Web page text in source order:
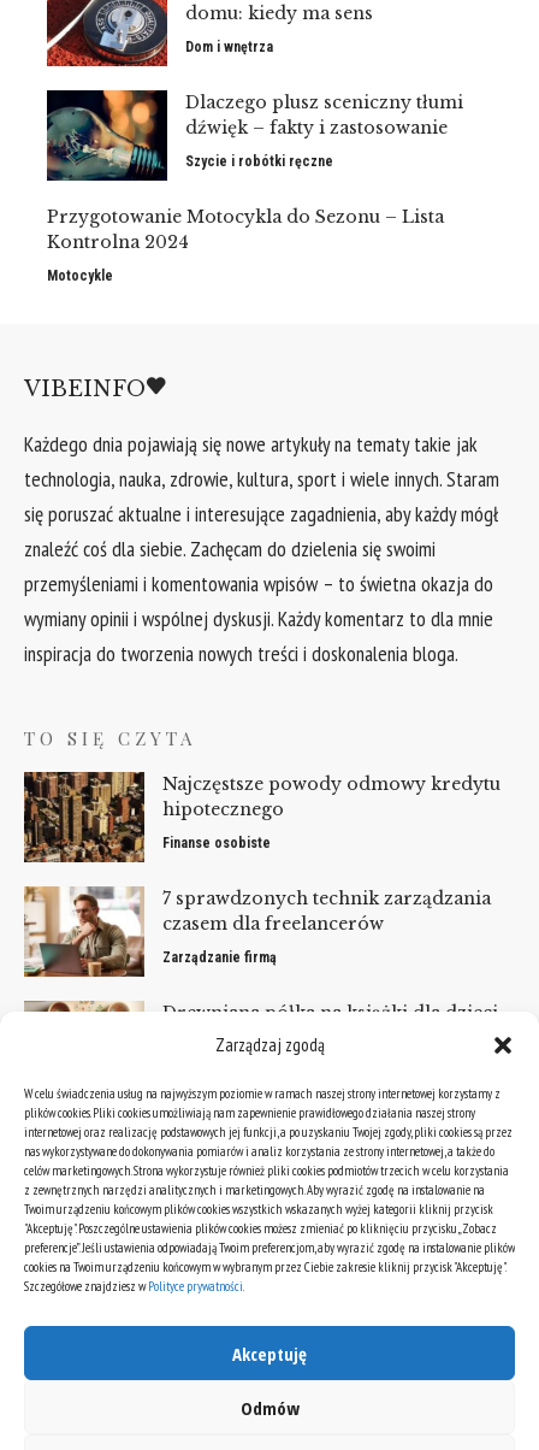
Zarządzaj zgodą
W celu świadczenia usług na najwyższym poziomie w ramach naszej strony internetowej korzystamy z
plików cookies. Pliki cookies umożliwiają nam zapewnienie prawidłowego działania naszej strony
internetowej oraz realizację podstawowych jej funkcji, a po uzyskaniu Twojej zgody, pliki cookies są przez
nas wykorzystywane do dokonywania pomiarów i analiz korzystania ze strony internetowej, a także do
celów marketingowych. Strona wykorzystuje również pliki cookies podmiotów trzecich w celu korzystania
z zewnętrznych narzędzi analitycznych i marketingowych. Aby wyrazić zgodę na instalowanie na
Twoim urządzeniu końcowym plików cookies wszystkich wskazanych wyżej kategorii kliknij przycisk
"Akceptuję". Poszczególne ustawienia plików cookies możesz zmieniać po kliknięciu przycisku „Zobacz
preferencje”. Jeśli ustawienia odpowiadają Twoim preferencjom, aby wyrazić zgodę na instalowanie plików
cookies na Twoim urządzeniu końcowym w wybranym przez Ciebie zakresie kliknij przycisk "Akceptuję".
Szczegółowe znajdziesz wPolityce prywatności.
Akceptuję
Odmów
domu: kiedy ma sens
Dom i wnętrza
Dlaczego plusz sceniczny tłumi
dźwięk – fakty i zastosowanie
Szycie i robótki ręczne
Przygotowanie Motocykla do Sezonu – Lista
Kontrolna 2024
Motocykle
VIBEINFO
Każdego dnia pojawiają się nowe artykuły na tematy takie jak
technologia, nauka, zdrowie, kultura, sport i wiele innych. Staram
się poruszać aktualne i interesujące zagadnienia, aby każdy mógł
znaleźć coś dla siebie. Zachęcam do dzielenia się swoimi
przemyśleniami i komentowania wpisów – to świetna okazja do
wymiany opinii i wspólnej dyskusji. Każdy komentarz to dla mnie
inspiracja do tworzenia nowych treści i doskonalenia bloga.
TO SIĘ CZYTA
Najczęstsze powody odmowy kredytu
hipotecznego
Finanse osobiste
7 sprawdzonych technik zarządzania
czasem dla freelancerów
Zarządzanie firmą
Drewniana półka na książki dla dzieci –
zrób to sam w weekend!
KATEGORIE
Kategorie
ARCHIWA